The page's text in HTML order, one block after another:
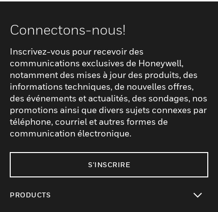
Connectons-nous!
Inscrivez-vous pour recevoir des
communications exclusives de Honeywell,
notamment des mises à jour des produits, des
informations techniques, de nouvelles offres,
des événements et actualités, des sondages, nos
promotions ainsi que divers sujets connexes par
téléphone, courriel et autres formes de
communication électronique.
S'INSCRIRE
PRODUCTS